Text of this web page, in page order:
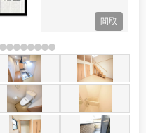
間取